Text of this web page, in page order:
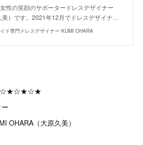
性の笑顔のサポータードレスデザイナー
美）です。2021年12月でドレスデザイナ…
ド専門ドレスデザイナー KUMI OHARA
OHARA（大原久美）